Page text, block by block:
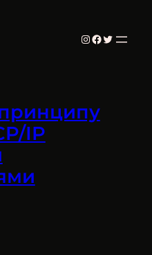
Instagram
Facebook
Twitter
IP